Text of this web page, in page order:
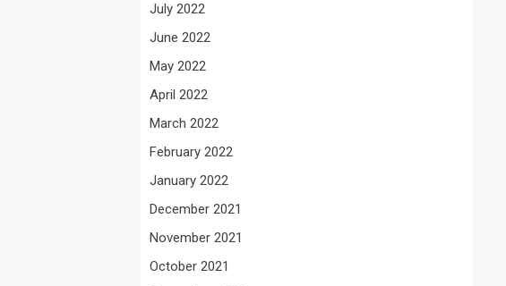
July 2022
June 2022
May 2022
April 2022
March 2022
February 2022
January 2022
December 2021
November 2021
October 2021